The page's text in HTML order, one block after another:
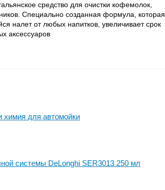
средство для очистки кофемолок,
Специально созданная формула, которая
налет от любых напитков, увеличивает срок
аксессуаров
для автомойки
системы DeLonghi SER3013 250 мл